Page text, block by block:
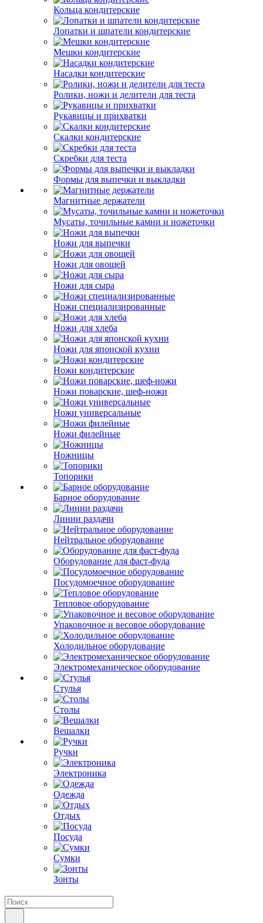
Кольца кондитерские
Лопатки и шпатели кондитерские
Мешки кондитерские
Насадки кондитерские
Ролики, ножи и делители для теста
Рукавицы и прихватки
Скалки кондитерские
Скребки для теста
Формы для выпечки и выкладки
Магнитные держатели
Мусаты, точильные камни и ножеточки
Ножи для выпечки
Ножи для овощей
Ножи для сыра
Ножи специализированные
Ножи для хлеба
Ножи для японской кухни
Ножи кондитерские
Ножи поварские, шеф-ножи
Ножи универсальные
Ножи филейные
Ножницы
Топорики
Барное оборудование
Линии раздачи
Нейтральное оборудование
Оборудование для фаст-фуда
Посудомоечное оборудование
Тепловое оборудование
Упаковочное и весовое оборудование
Холодильное оборудование
Электромеханическое оборудование
Стулья
Столы
Вешалки
Ручки
Электроника
Одежда
Отдых
Посуда
Сумки
Зонты